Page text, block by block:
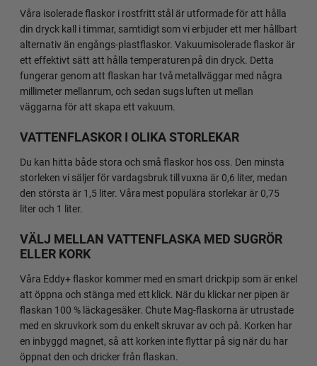
Våra isolerade flaskor i rostfritt stål är utformade för att hålla
din dryck kall i timmar, samtidigt som vi erbjuder ett mer hållbart
alternativ än engångs-plastflaskor. Vakuumisolerade flaskor är
ett effektivt sätt att hålla temperaturen på din dryck. Detta
fungerar genom att flaskan har två metallväggar med några
millimeter mellanrum, och sedan sugs luften ut mellan
väggarna för att skapa ett vakuum.
VATTENFLASKOR I OLIKA STORLEKAR
Du kan hitta både stora och små flaskor hos oss. Den minsta
storleken vi säljer för vardagsbruk till vuxna är 0,6 liter, medan
den största är 1,5 liter. Våra mest populära storlekar är 0,75
liter och 1 liter.
VÄLJ MELLAN VATTENFLASKA MED SUGRÖR
ELLER KORK
Våra Eddy+ flaskor kommer med en smart drickpip som är enkel
att öppna och stänga med ett klick. När du klickar ner pipen är
flaskan 100 % läckagesäker. Chute Mag-flaskorna är utrustade
med en skruvkork som du enkelt skruvar av och på. Korken har
en inbyggd magnet, så att korken inte flyttar på sig när du har
öppnat den och dricker från flaskan.